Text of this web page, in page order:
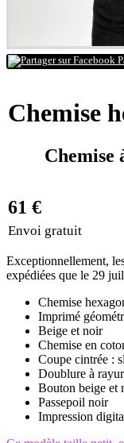
Chemise
Chemise
61 €
Envoi gratuit
Exceptionnellement,
expédiées que le 29
Chemise
Imprimé
Beige et noir
Chemise en
Coupe cintrée :
Doublure à
Bouton beige et
Passepoil noir
Impression